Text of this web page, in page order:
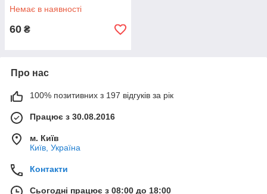
Немає в наявності
60 ₴
Про нас
100% позитивних з 197 відгуків за рік
Працює з 30.08.2016
м. Київ
Київ, Україна
Контакти
Сьогодні працює з 08:00 до 18:00